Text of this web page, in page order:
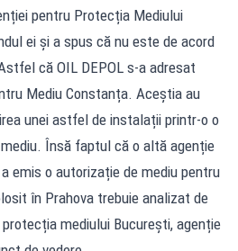
pentru Protecția Mediului
ei și a spus că nu este de acord
că OIL DEPOL s-a adresat
Mediu Constanța. Aceștia au
unei astfel de instalații printr-o o
Însă faptul că o altă agenție
emis o autorizație de mediu pentru
în Prahova trebuie analizat de
mediului București, agenție